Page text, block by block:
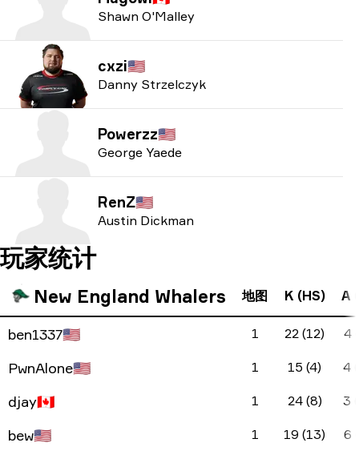
Shawn O'Malley
cxzi🇺🇸
Danny Strzelczyk
Powerzz🇺🇸
George Yaede
RenZ🇺🇸
Austin Dickman
玩家统计
New England Whalers 地图 K (HS) A
ben1337🇺🇸 1 22 (12) 4
PwnAlone🇺🇸 1 15 (4) 4
djay🇨🇦 1 24 (8) 3
bew🇺🇸 1 19 (13) 6